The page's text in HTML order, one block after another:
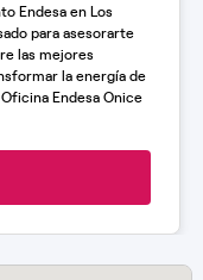
Endesa en Los
para asesorarte
las mejores
la energía de
Endesa Onice